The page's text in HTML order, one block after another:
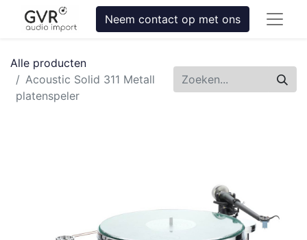
Neem contact op met ons
Alle producten
Acoustic Solid 311 Metall
platenspeler